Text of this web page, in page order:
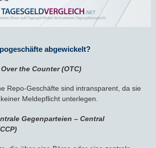
abgewickelt?
the Counter (OTC)
Repo-Geschäfte sind intransparent, da sie
Meldepflicht unterlegen.
Gegenparteien – Central